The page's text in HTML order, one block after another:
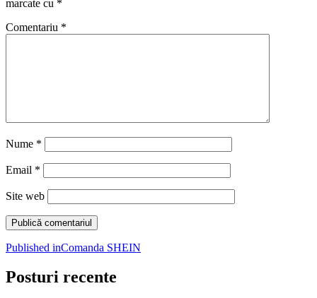
marcate cu *
Comentariu *
Nume *
Email *
Site web
Navigare
în
articole
Published inComanda SHEIN
Posturi recente